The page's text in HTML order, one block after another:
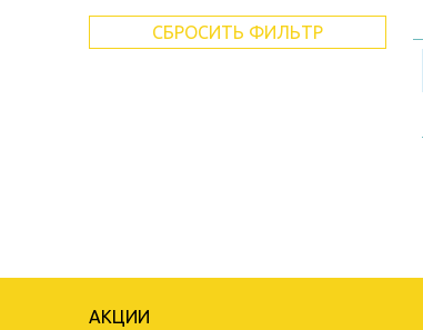
СБРОСИТЬ ФИЛЬТР
АКЦИИ